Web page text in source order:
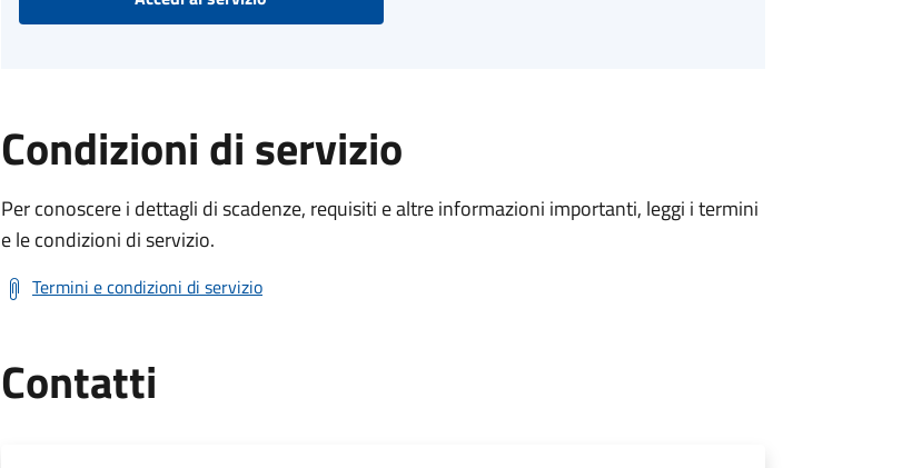
Condizioni di servizio
Per conoscere i dettagli di scadenze, requisiti e altre informazioni importanti, leggi i termini
e le condizioni di servizio.
Termini e condizioni di servizio
Contatti